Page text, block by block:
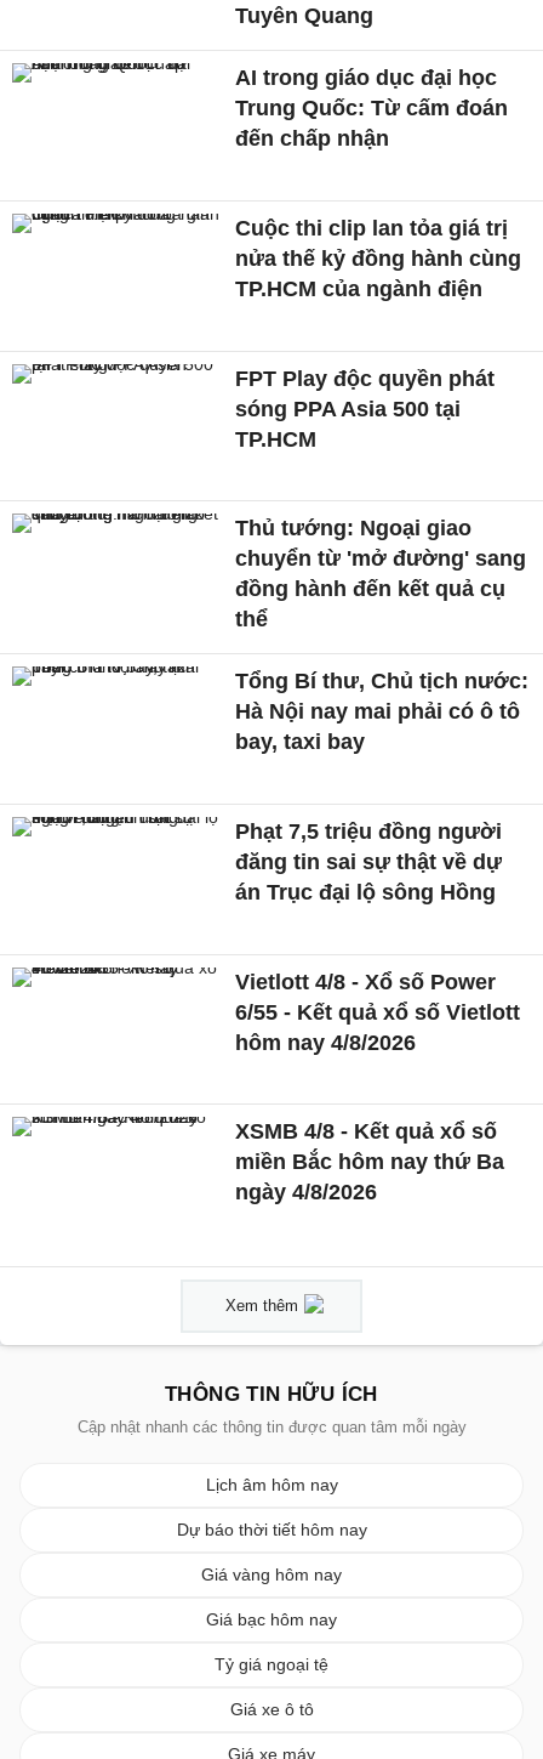
Tuyên Quang
AI trong giáo dục đại học
Trung Quốc: Từ cấm đoán
đến chấp nhận
Cuộc thi clip lan tỏa giá trị
nửa thế kỷ đồng hành cùng
TP.HCM của ngành điện
FPT Play độc quyền phát
sóng PPA Asia 500 tại
TP.HCM
Thủ tướng: Ngoại giao
chuyển từ 'mở đường' sang
đồng hành đến kết quả cụ
thể
Tổng Bí thư, Chủ tịch nước:
Hà Nội nay mai phải có ô tô
bay, taxi bay
Phạt 7,5 triệu đồng người
đăng tin sai sự thật về dự
án Trục đại lộ sông Hồng
Vietlott 4/8 - Xổ số Power
6/55 - Kết quả xổ số Vietlott
hôm nay 4/8/2026
XSMB 4/8 - Kết quả xổ số
miền Bắc hôm nay thứ Ba
ngày 4/8/2026
Xem thêm
THÔNG TIN HỮU ÍCH
Cập nhật nhanh các thông tin được quan tâm mỗi ngày
Lịch âm hôm nay
Dự báo thời tiết hôm nay
Giá vàng hôm nay
Giá bạc hôm nay
Tỷ giá ngoại tệ
Giá xe ô tô
Giá xe máy